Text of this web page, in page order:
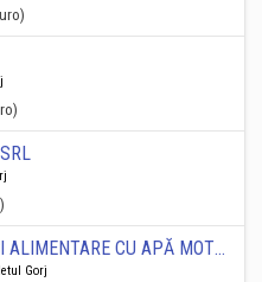
UZINA DE AGENT TERMIC ŞI ALIMENTARE CU APĂ MOTRU SA
Gorj